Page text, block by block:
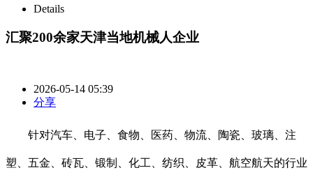
Details
汇聚200余家天津当地机械人企业
2026-05-14 05:39
分享
针对汽车、电子、食物、医药、物流、陶瓷、玻璃、注
塑、五金、砖瓦、锻制、化工、纺织、皮革、航空航天的行业